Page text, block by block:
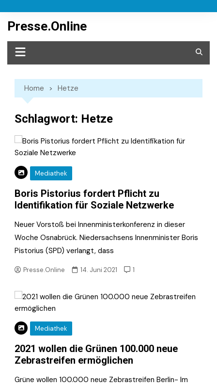
content
Presse.Online
Home Hetze
Schlagwort: Hetze
Mediathek
Boris Pistorius fordert Pflicht zu
Identifikation für Soziale Netzwerke
Neuer Vorstoß bei Innenministerkonferenz in dieser
Woche Osnabrück. Niedersachsens Innenminister Boris
Pistorius (SPD) verlangt, dass
Presse.Online 14. Juni 2021 1
Mediathek
2021 wollen die Grünen 100.000 neue
Zebrastreifen ermöglichen
Grüne wollen 100.000 neue Zebrastreifen Berlin- Im